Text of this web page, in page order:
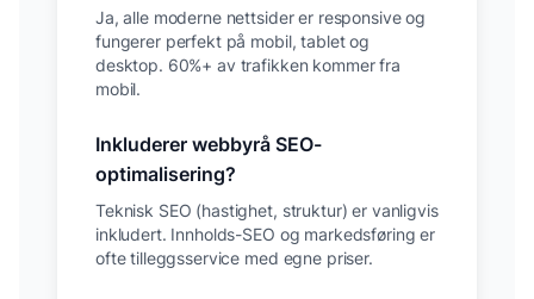
Ja, alle moderne nettsider er responsive og
fungerer perfekt på mobil, tablet og
desktop. 60%+ av trafikken kommer fra
mobil.
Inkluderer webbyrå SEO-
optimalisering?
Teknisk SEO (hastighet, struktur) er vanligvis
inkludert. Innholds-SEO og markedsføring er
ofte tilleggsservice med egne priser.